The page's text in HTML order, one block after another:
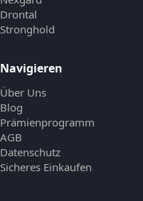
Drontal
Stronghold
Navigieren
Über Uns
Blog
Prämienprogramm
AGB
Datenschutz
Sicheres Einkaufen